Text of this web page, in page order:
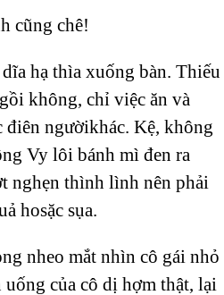
cũng chê!
hạ thìa xuống bàn. Thiếu
không, chỉ việc ăn và
điên ngườikhác. Kệ, không
Vy lôi bánh mì đen ra
nghẹn thình lình nên phải
hosặc sụa.
nheo mắt nhìn cô gái nhỏ
của cô dị hợm thật, lại